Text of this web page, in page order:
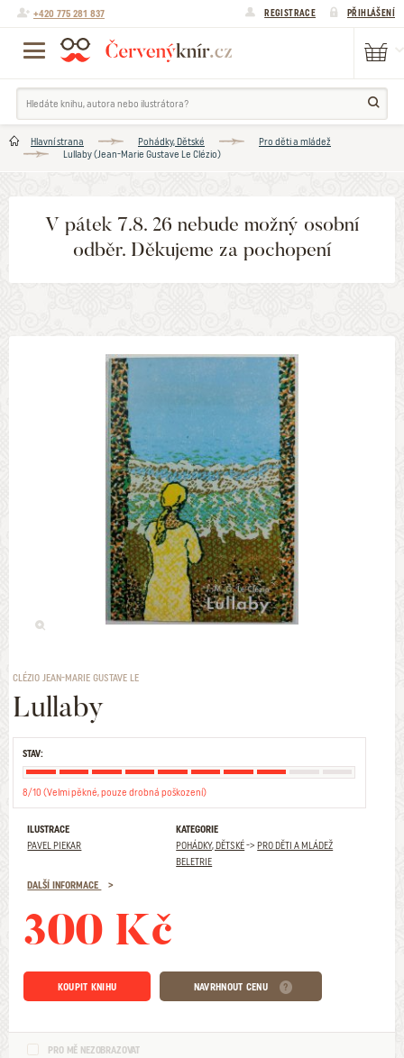
+420 775 281 837 REGISTRACE PŘIHLÁŠENÍ
Hlavní strana Pohádky, Dětské
Pro děti a mládež
Lullaby (Jean-Marie Gustave Le Clézio)
V pátek 7.8. 26 nebude možný osobní
odběr. Děkujeme za pochopení
CLÉZIO JEAN-MARIE GUSTAVE LE
Lullaby
STAV:
8/10 (Velmi pěkné, pouze drobná poškození)
ILUSTRACE
PAVEL PIEKAR
KATEGORIE
POHÁDKY, DĚTSKÉ->PRO DĚTI A MLÁDEŽ
BELETRIE
DALŠÍ INFORMACE
300 Kč
KOUPIT KNIHU NAVRHNOUT CENU
PRO MĚ NEZOBRAZOVAT